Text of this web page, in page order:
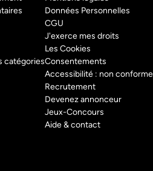
catégories
Données Personnelles
CGU
J'exerce mes droits
Les Cookies
Consentements
Accessibilité : non conforme
Recrutement
Devenez annonceur
Jeux-Concours
Aide & contact